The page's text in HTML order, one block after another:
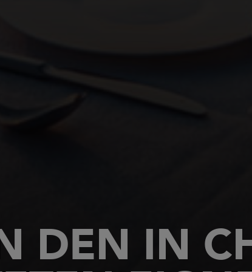
DEN IN